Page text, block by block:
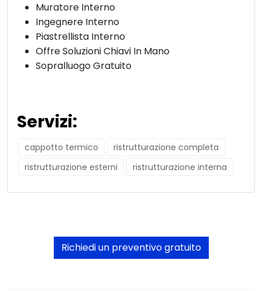
Muratore Interno
Ingegnere Interno
Piastrellista Interno
Offre Soluzioni Chiavi In Mano
Sopralluogo Gratuito
Servizi:
cappotto termico
ristrutturazione completa
ristrutturazione esterni
ristrutturazione interna
Richiedi un preventivo gratuito